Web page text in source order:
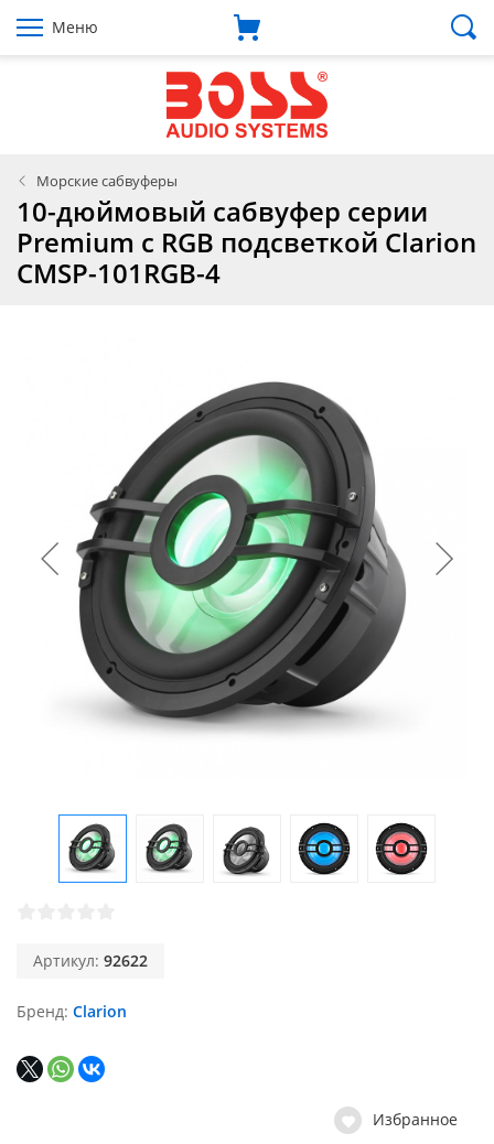
Меню
Морские сабвуферы
10-дюймовый сабвуфер серии
Premium с RGB подсветкой Clarion
CMSP-101RGB-4
Артикул: 92622
Бренд Clarion
Избранное